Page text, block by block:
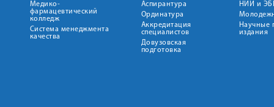
Медико-
фармацевтический
колледж
Система менеджмента
качества
Аспирантура
Ординатура
Аккредитация
специалистов
Довузовская
подготовка
НИИ и
Научные
издания